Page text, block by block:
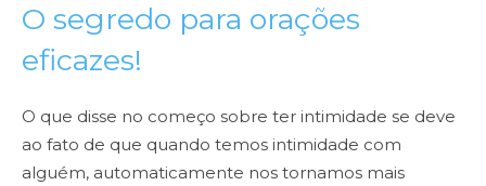
O segredo para orações
eficazes!
O que disse no começo sobre ter intimidade se deve
ao fato de que quando temos intimidade com
alguém, automaticamente nos tornamos mais